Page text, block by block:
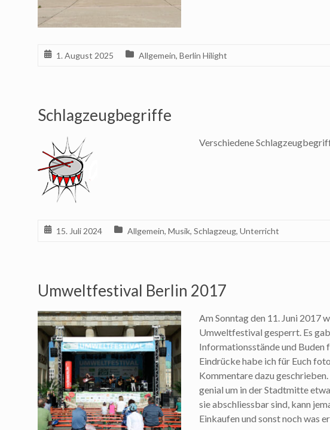
1. August 2025 Allgemein, Berlin Hilight
Schlagzeugbegriffe
Verschiedene
15. Juli 2024 Allgemein, Musik, Schlagzeug, Unterricht
Umweltfestival Berlin 2017
Am Sonntag den 11. Juni 2017
Umweltfestival gesperrt. Es
Informationsstände und Buden
Eindrücke habe ich für Euch
Kommentare dazu
genial um in der Stadtmitte
sie abschliessbar sind, kann
Einkaufen und sonst noch was